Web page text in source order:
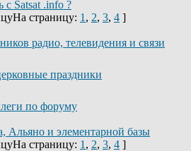
с Satsat .info ?
На страницу: 1 , 2, 3, 4 ]
радио, телевидения и связи
праздники
по форуму
Альяно и элементарной базы
На страницу: 1 , 2, 3, 4 ]